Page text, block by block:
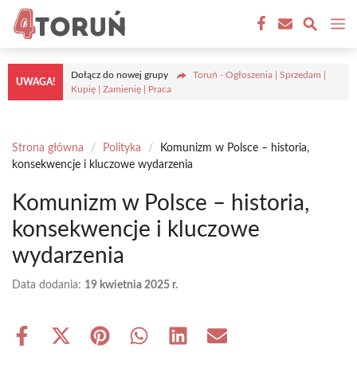
Przejdź
treści
UWAGA!
Dołącz do nowej grupy
Toruń - Ogłoszenia | Sprzedam |
Kupię | Zamienię | Praca
Strona główna / Polityka /
Komunizm w Polsce – historia,
konsekwencje i kluczowe wydarzenia
Komunizm w Polsce – historia,
konsekwencje i kluczowe
wydarzenia
Data dodania: 19 kwietnia 2025 r.
Share
Share Share Share Share Share